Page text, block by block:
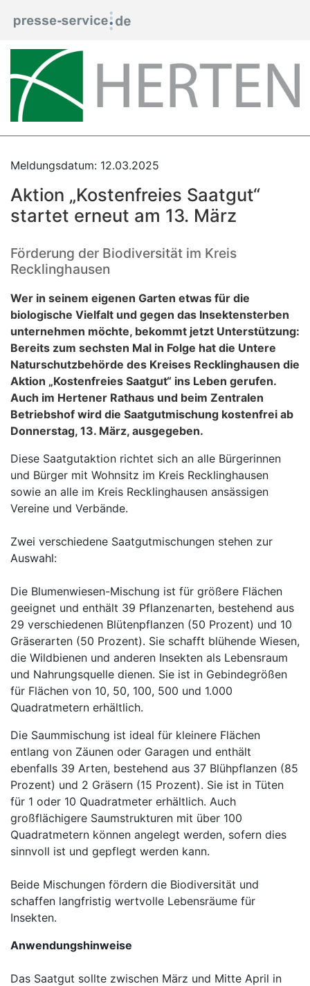
Meldungsdatum: 12.03.2025
Aktion „Kostenfreies Saatgut“
startet erneut am 13. März
Förderung der Biodiversität im Kreis
Recklinghausen
Wer in seinem eigenen Garten etwas für die
biologische Vielfalt und gegen das Insektensterben
unternehmen möchte, bekommt jetzt Unterstützung:
Bereits zum sechsten Mal in Folge hat die Untere
Naturschutzbehörde des Kreises Recklinghausen die
Aktion „Kostenfreies Saatgut“ ins Leben gerufen.
Auch im Hertener Rathaus und beim Zentralen
Betriebshof wird die Saatgutmischung kostenfrei ab
Donnerstag, 13. März, ausgegeben.
Diese Saatgutaktion richtet sich an alle Bürgerinnen
und Bürger mit Wohnsitz im Kreis Recklinghausen
sowie an alle im Kreis Recklinghausen ansässigen
Vereine und Verbände.
Zwei verschiedene Saatgutmischungen stehen zur
Auswahl:
Die Blumenwiesen-Mischung ist für größere Flächen
geeignet und enthält 39 Pflanzenarten, bestehend aus
29 verschiedenen Blütenpflanzen (50 Prozent) und 10
Gräserarten (50 Prozent). Sie schafft blühende Wiesen,
die Wildbienen und anderen Insekten als Lebensraum
und Nahrungsquelle dienen. Sie ist in Gebindegrößen
für Flächen von 10, 50, 100, 500 und 1.000
Quadratmetern erhältlich.
Die Saummischung ist ideal für kleinere Flächen
entlang von Zäunen oder Garagen und enthält
ebenfalls 39 Arten, bestehend aus 37 Blühpflanzen (85
Prozent) und 2 Gräsern (15 Prozent). Sie ist in Tüten
für 1 oder 10 Quadratmeter erhältlich. Auch
großflächigere Saumstrukturen mit über 100
Quadratmetern können angelegt werden, sofern dies
sinnvoll ist und gepflegt werden kann.
Beide Mischungen fördern die Biodiversität und
schaffen langfristig wertvolle Lebensräume für
Insekten.
Anwendungshinweise
Das Saatgut sollte zwischen März und Mitte April in